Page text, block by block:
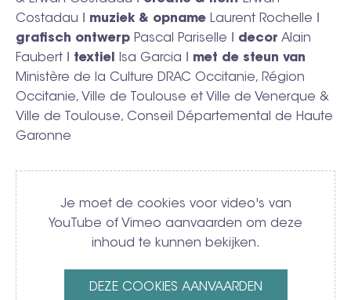
Costadau ǀ muziek & opname Laurent Rochelle ǀ
grafisch ontwerp Pascal Pariselle ǀ decor Alain
Faubert ǀ textiel Isa Garcia ǀ met de steun van
Ministère de la Culture DRAC Occitanie, Région
Occitanie, Ville de Toulouse et Ville de Venerque &
Ville de Toulouse, Conseil Départemental de Haute
Garonne
Video
Je moet de cookies voor video's van
YouTube of Vimeo aanvaarden om deze
inhoud te kunnen bekijken.
DEZE COOKIES AANVAARDEN